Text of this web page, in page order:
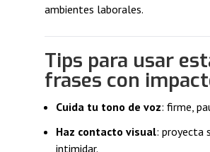
ambientes laborales.
Tips para usar
frases con
Cuida tu tono de voz: firme,
Haz contacto visual: proyecta
intimidar.